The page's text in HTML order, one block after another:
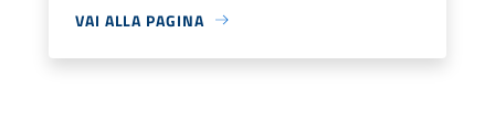
VAI ALLA PAGINA